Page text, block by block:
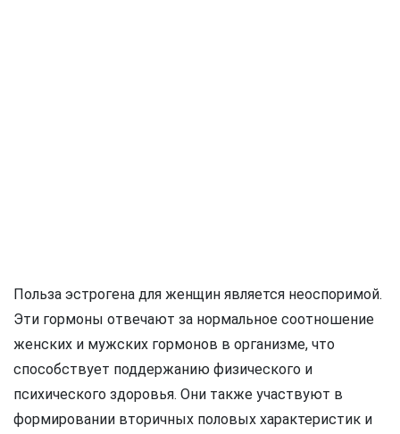
Польза эстрогена для женщин является неоспоримой.
Эти гормоны отвечают за нормальное соотношение
женских и мужских гормонов в организме, что
способствует поддержанию физического и
психического здоровья. Они также участвуют в
формировании вторичных половых характеристик и